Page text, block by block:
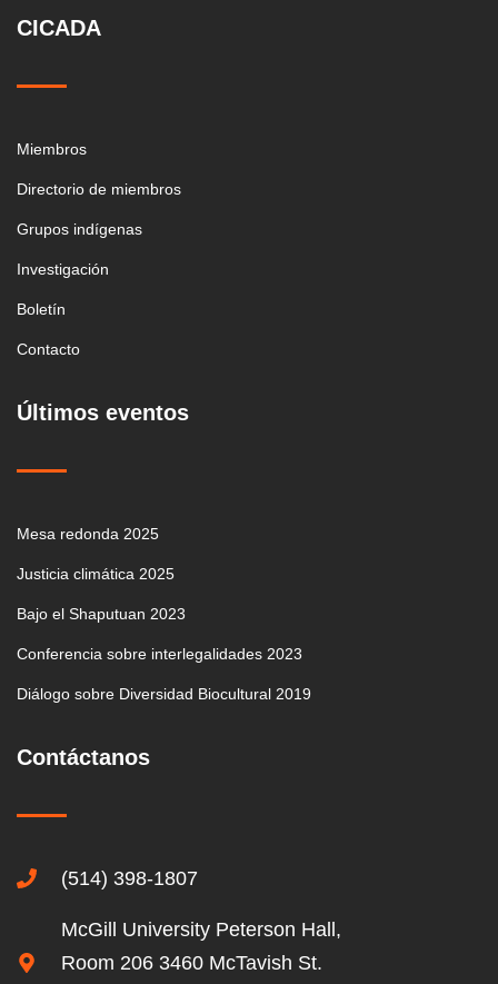
CICADA
Miembros
Directorio de miembros
Grupos indígenas
Investigación
Boletín
Contacto
Últimos eventos
Mesa redonda 2025
Justicia climática 2025
Bajo el Shaputuan 2023
Conferencia sobre interlegalidades 2023
Diálogo sobre Diversidad Biocultural 2019
Contáctanos
(514) 398-1807
McGill University Peterson Hall,
Room 206 3460 McTavish St.